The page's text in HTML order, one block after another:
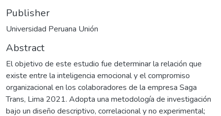
Publisher
Universidad Peruana Unión
Abstract
El objetivo de este estudio fue determinar la relación que
existe entre la inteligencia emocional y el compromiso
organizacional en los colaboradores de la empresa Saga
Trans, Lima 2021. Adopta una metodología de investigación
bajo un diseño descriptivo, correlacional y no experimental;